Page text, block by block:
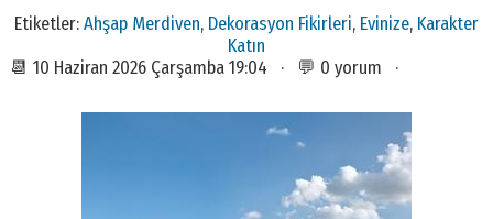
Etiketler: Ahşap Merdiven, Dekorasyon Fikirleri, Evinize, Karakter
Katın
📆 10 Haziran 2026 Çarşamba 19:04 · 💬 0 yorum ·